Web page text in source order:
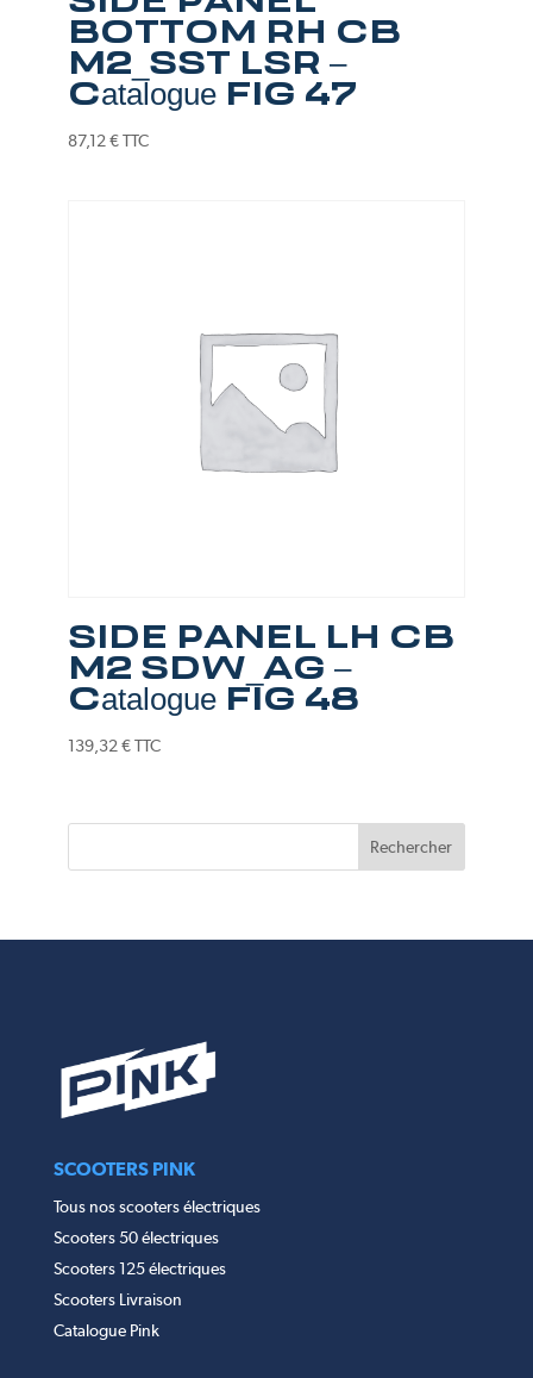
BOTTOM RH CB
M2_SST LSR –
Catalogue FIG 47
87,12 € TTC
SIDE PANEL LH CB
M2 SDW_AG –
Catalogue FIG 48
139,32€ TTC
SCOOTERS PINK
Tous nos scooters électriques
Scooters 50 électriques
Scooters 125 électriques
Scooters Livraison
Catalogue Pink